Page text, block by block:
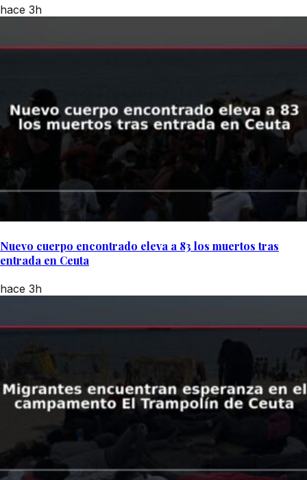
hace 3h
Nuevo cuerpo encontrado eleva a 83 los muertos tras
entrada en Ceuta
hace 3h